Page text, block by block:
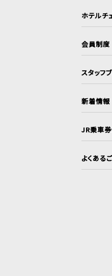
ホテルチ
会員制度
スタッフ
新着情報
JR乗車
よくある